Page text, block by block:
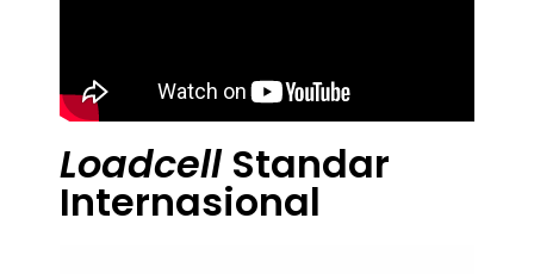
LoadcellStandar
Internasional